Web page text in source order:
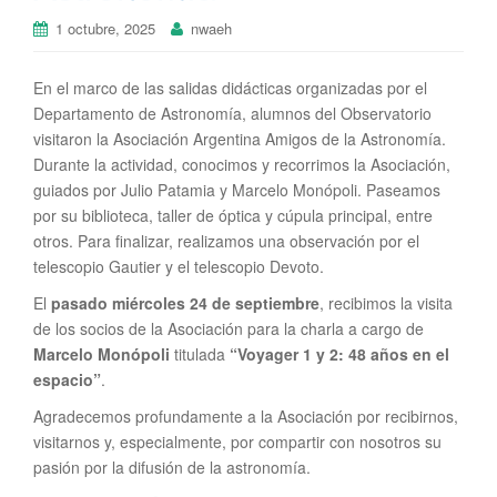
1 octubre, 2025 nwaeh
En el marco de las salidas didácticas organizadas por el
Departamento de Astronomía, alumnos del Observatorio
visitaron la Asociación Argentina Amigos de la Astronomía.
Durante la actividad, conocimos y recorrimos la Asociación,
guiados por Julio Patamia y Marcelo Monópoli. Paseamos
por su biblioteca, taller de óptica y cúpula principal, entre
otros. Para finalizar, realizamos una observación por el
telescopio Gautier y el telescopio Devoto.
El pasado miércoles 24 de septiembre, recibimos la visita
de los socios de la Asociación para la charla a cargo de
Marcelo Monópoli titulada “Voyager 1 y 2: 48 años en el
espacio”.
Agradecemos profundamente a la Asociación por recibirnos,
visitarnos y, especialmente, por compartir con nosotros su
pasión por la difusión de la astronomía.